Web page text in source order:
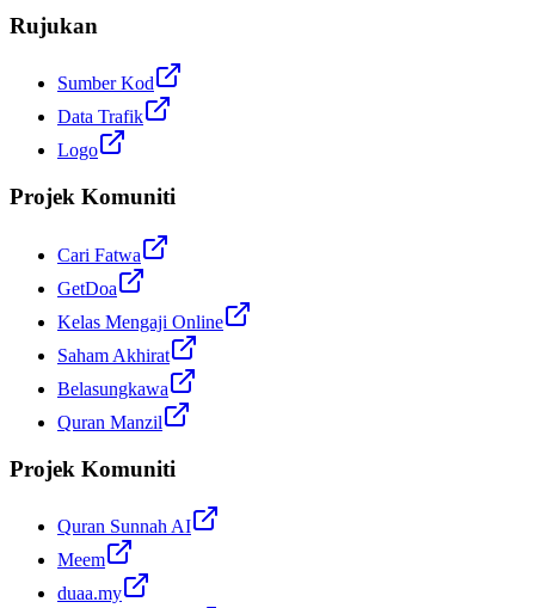
Rujukan
Sumber Kod
Data Trafik
Logo
Projek Komuniti
Cari Fatwa
GetDoa
Kelas Mengaji Online
Saham Akhirat
Belasungkawa
Quran Manzil
Projek Komuniti
Quran Sunnah AI
Meem
duaa.my